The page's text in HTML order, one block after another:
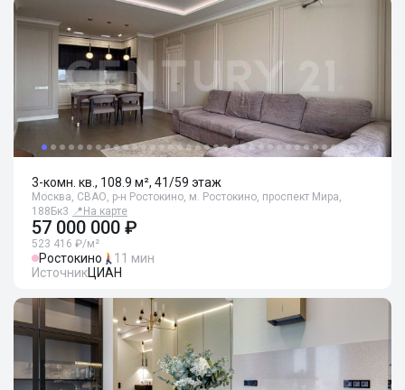
3-комн. кв., 108.9 м², 41/59 этаж
Москва, СВАО, р-н Ростокино, м. Ростокино, проспект Мира,
188Бк3 📍 На карте
57 000 000 ₽
523 416 ₽/м²
Ростокино
11 мин
ИсточникЦИАН